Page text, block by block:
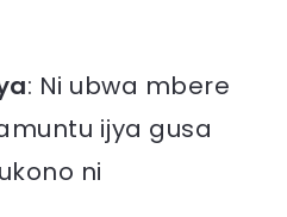
: Ni ubwa mbere
ijya gusa
ni